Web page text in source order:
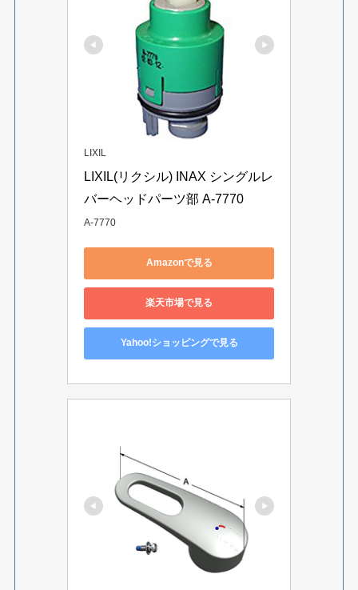
LIXIL
LIXIL(リクシル) INAX シングルレ
バーヘッドパーツ部 A-7770
A-7770
Amazonで見る
楽天市場で見る
Yahoo!ショッピングで見る